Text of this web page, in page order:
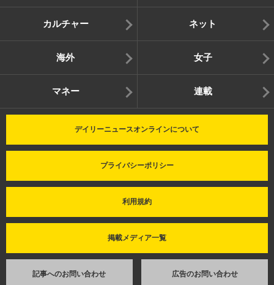
カルチャー ネット
海外 女子
マネー 連載
デイリーニュースオンラインについて
プライバシーポリシー
利用規約
掲載メディア一覧
記事へのお問い合わせ 広告のお問い合わせ